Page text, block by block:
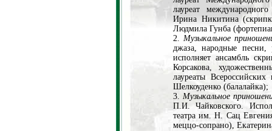
лауреат
Ирина Никитина
Людмила Гунба
2. Музыкальное
джаза, народные
исполняет ансамбль
Корсакова,
лауреаты
Шелкоуденко (балалайка);
3.Музыкальное
П.И. Чайковского.
театра им. Н. Сац
меццо-сопрано),